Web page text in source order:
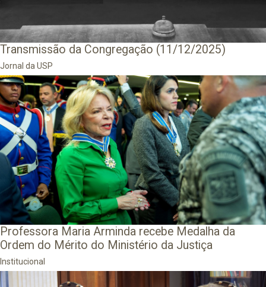
Transmissão da Congregação (11/12/2025)
Jornal da USP
Professora Maria Arminda recebe Medalha da
Ordem do Mérito do Ministério da Justiça
Institucional